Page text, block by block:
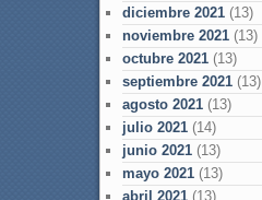
diciembre 2021(13)
noviembre 2021(13)
octubre 2021(13)
septiembre 2021(13)
agosto 2021(13)
julio 2021(14)
junio 2021(13)
mayo 2021(13)
abril 2021(13)